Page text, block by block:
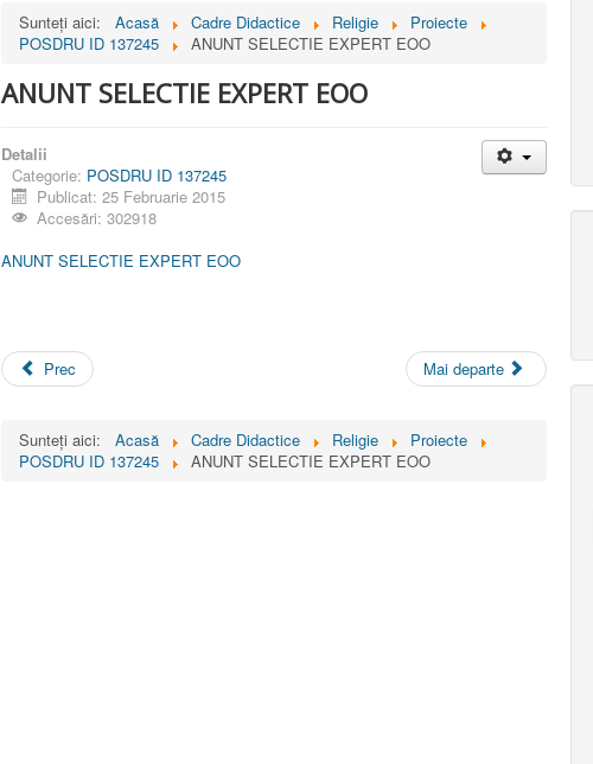
Sunteți aici: Acasă Cadre Didactice Religie
Proiecte
POSDRU ID 137245
ANUNT SELECTIE EXPERT EOO
ANUNT SELECTIE EXPERT EOO
Detalii
Categorie: POSDRU ID 137245
Publicat: 25 Februarie 2015
Accesări: 302918
ANUNT SELECTIE EXPERT EOO
Prec Mai departe
Sunteți aici: Acasă Cadre Didactice Religie
Proiecte
POSDRU ID 137245
ANUNT SELECTIE EXPERT EOO